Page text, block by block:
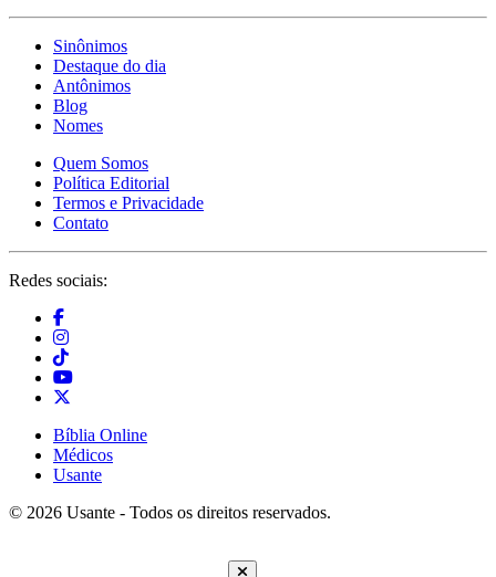
Sinônimos
Destaque do dia
Antônimos
Blog
Nomes
Quem Somos
Política Editorial
Termos e Privacidade
Contato
Redes sociais:
Bíblia Online
Médicos
Usante
© 2026 Usante - Todos os direitos reservados.